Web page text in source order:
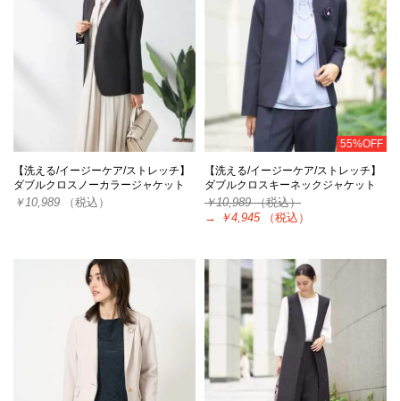
【洗える/イージーケア/ストレッチ】
ダブルクロスノーカラージャケット
￥10,989 （税込）
55%OFF
【洗える/イージーケア/ストレッチ】
ダブルクロスキーネックジャケット
￥10,989（税込）
→
￥4,945 （税込）